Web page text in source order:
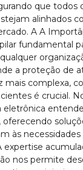
que todos
alinhados
A A
fundamental
a proteção de
mais complexa,
é crucial.
eletrônica
oferecendo
às
expertise
nos permite